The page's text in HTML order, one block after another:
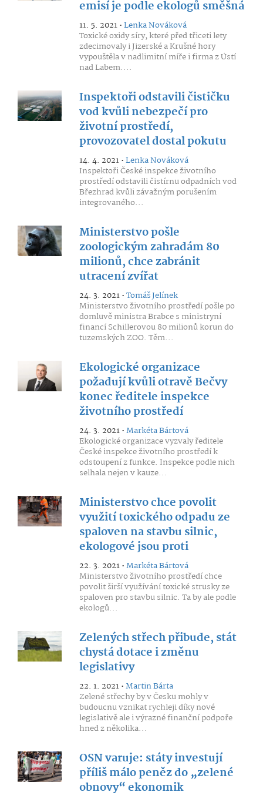
emisí je podle ekologů směšná
11. 5. 2021 •Lenka Nováková
Toxické oxidy síry, které před třiceti lety
zdecimovaly i Jizerské a Krušné hory
vypouštěla v nadlimitní míře i firma z Ústí
nad Labem....
Inspektoři odstavili čističku
vod kvůli nebezpečí pro
životní prostředí,
provozovatel dostal pokutu
14. 4. 2021 •Lenka Nováková
Inspektoři České inspekce životního
prostředí odstavili čistírnu odpadních vod
Březhrad kvůli závažným porušením
integrovaného...
Ministerstvo pošle
zoologickým zahradám 80
milionů, chce zabránit
utracení zvířat
24. 3. 2021 •Tomáš Jelínek
Ministerstvo životního prostředí pošle po
domluvě ministra Brabce s ministryní
financí Schillerovou 80 milionů korun do
tuzemských ZOO. Těm...
Ekologické organizace
požadují kvůli otravě Bečvy
konec ředitele inspekce
životního prostředí
24. 3. 2021 •Markéta Bártová
Ekologické organizace vyzvaly ředitele
České inspekce životního prostředí k
odstoupení z funkce. Inspekce podle nich
selhala nejen v kauze...
Ministerstvo chce povolit
využití toxického odpadu ze
spaloven na stavbu silnic,
ekologové jsou proti
22. 3. 2021 •Markéta Bártová
Ministerstvo životního prostředí chce
povolit širší využívání toxické strusky ze
spaloven pro stavbu silnic. Ta by ale podle
ekologů...
Zelených střech přibude, stát
chystá dotace i změnu
legislativy
22. 1. 2021 •Martin Bárta
Zelené střechy by v Česku mohly v
budoucnu vznikat rychleji díky nové
legislativě ale i výrazné finanční podpoře
hned z několika...
OSN varuje: státy investují
příliš málo peněz do „zelené
obnovy“ ekonomik